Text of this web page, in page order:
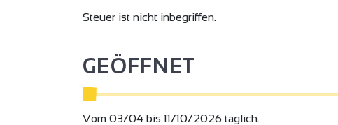
Steuer ist nicht inbegriffen.
GEÖFFNET
Vom 03/04 bis 11/10/2026 täglich.